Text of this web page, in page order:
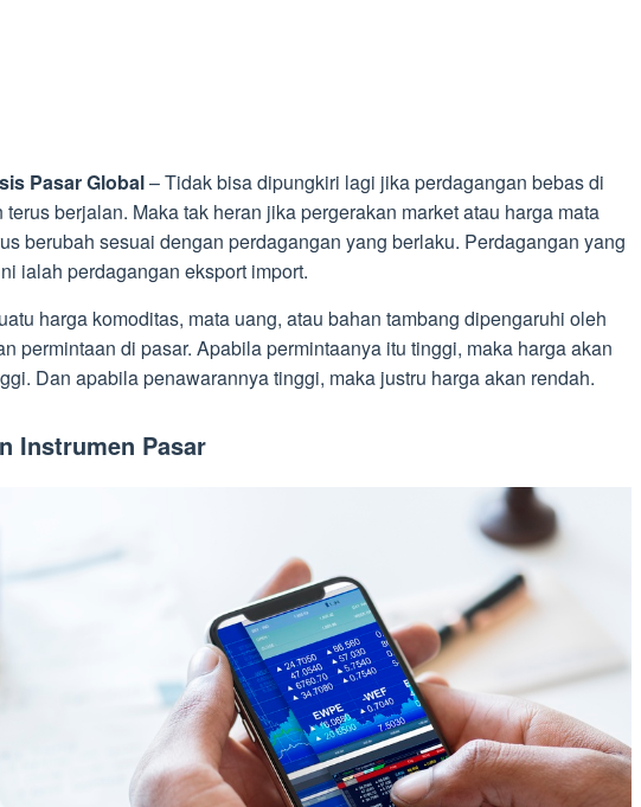
Pasar Global– Tidak bisa dipungkiri lagi jika perdagangan bebas di
berjalan. Maka tak heran jika pergerakan market atau harga mata
berubah sesuai dengan perdagangan yang berlaku. Perdagangan yang
ialah perdagangan eksport import.
harga komoditas, mata uang, atau bahan tambang dipengaruhi oleh
permintaan di pasar. Apabila permintaanya itu tinggi, maka harga akan
Dan apabila penawarannya tinggi, maka justru harga akan rendah.
Instrumen Pasar